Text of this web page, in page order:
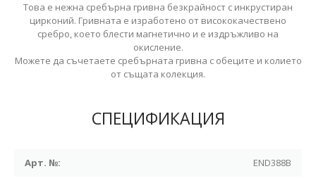
Това е нежна сребърна гривна безкрайност с инкрустиран
цирконий. Гривната е изработено от висококачествено
сребро, което блести магнетично и е издръжливо на
окисление.
Можете да съчетаете сребърната гривна с обеците и колието
от същата колекция.
СПЕЦИФИКАЦИЯ
Арт. №: END388B